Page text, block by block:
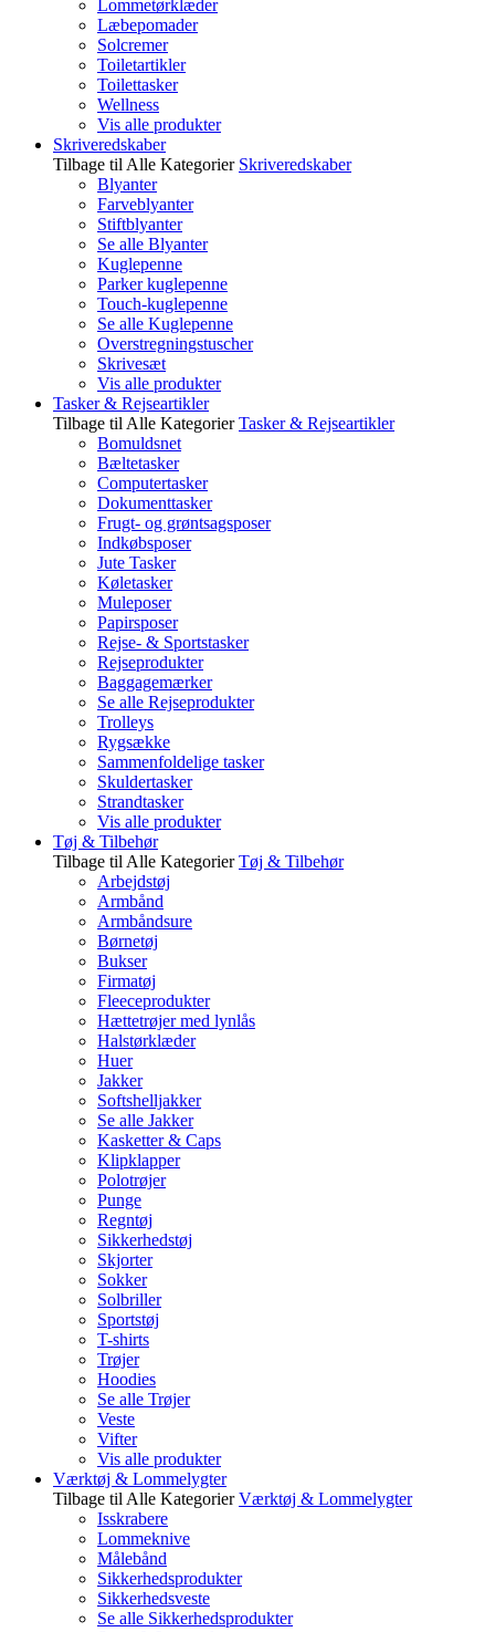
Lommetørklæder
Læbepomader
Solcremer
Toiletartikler
Toilettasker
Wellness
Vis alle produkter
Skriveredskaber
Tilbage til Alle Kategorier Skriveredskaber
Blyanter
Farveblyanter
Stiftblyanter
Se alle Blyanter
Kuglepenne
Parker kuglepenne
Touch-kuglepenne
Se alle Kuglepenne
Overstregningstuscher
Skrivesæt
Vis alle produkter
Tasker & Rejseartikler
Tilbage til Alle Kategorier Tasker & Rejseartikler
Bomuldsnet
Bæltetasker
Computertasker
Dokumenttasker
Frugt- og grøntsagsposer
Indkøbsposer
Jute Tasker
Køletasker
Muleposer
Papirsposer
Rejse- & Sportstasker
Rejseprodukter
Baggagemærker
Se alle Rejseprodukter
Trolleys
Rygsække
Sammenfoldelige tasker
Skuldertasker
Strandtasker
Vis alle produkter
Tøj & Tilbehør
Tilbage til Alle Kategorier Tøj & Tilbehør
Arbejdstøj
Armbånd
Armbåndsure
Børnetøj
Bukser
Firmatøj
Fleeceprodukter
Hættetrøjer med lynlås
Halstørklæder
Huer
Jakker
Softshelljakker
Se alle Jakker
Kasketter & Caps
Klipklapper
Polotrøjer
Punge
Regntøj
Sikkerhedstøj
Skjorter
Sokker
Solbriller
Sportstøj
T-shirts
Trøjer
Hoodies
Se alle Trøjer
Veste
Vifter
Vis alle produkter
Værktøj & Lommelygter
Tilbage til Alle Kategorier Værktøj & Lommelygter
Isskrabere
Lommeknive
Målebånd
Sikkerhedsprodukter
Sikkerhedsveste
Se alle Sikkerhedsprodukter